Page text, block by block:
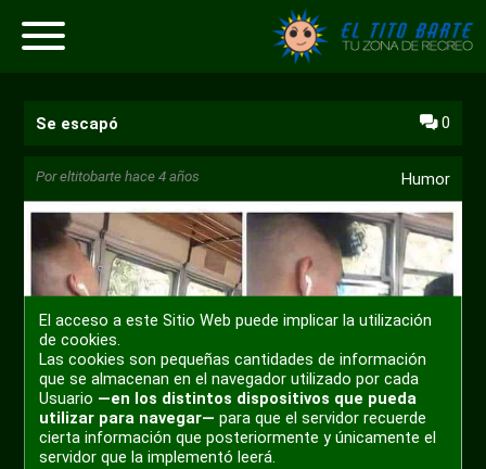
Se escapó 0
Poreltitobarte hace 4 años Humor
El acceso a este Sitio Web puede implicar la utilización
de cookies.
Las cookies son pequeñas cantidades de información
que se almacenan en el navegador utilizado por cada
Usuario —en los distintos dispositivos que pueda
utilizar para navegar— para que el servidor recuerde
cierta información que posteriormente y únicamente el
servidor que la implementó leerá.